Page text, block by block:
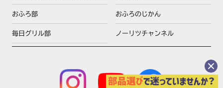
おふろ部 おふろのじかん
毎日グリル部 ノーリツチャンネル